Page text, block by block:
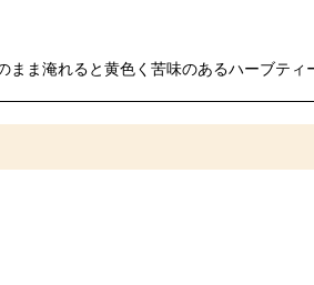
ま淹れると黄色く苦味のあるハーブテ